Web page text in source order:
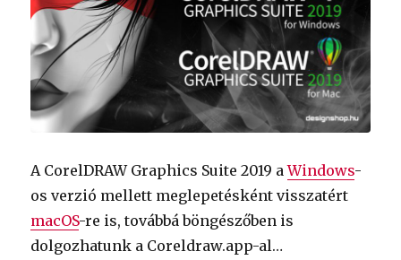
A CorelDRAW Graphics Suite 2019 aWindows-
os verzió mellett meglepetésként visszatért
macOS-re is, továbbá böngészőben is
dolgozhatunk a Coreldraw.app-al…